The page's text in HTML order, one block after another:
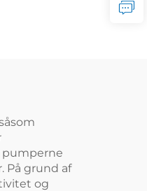
pumperne
På grund af
og